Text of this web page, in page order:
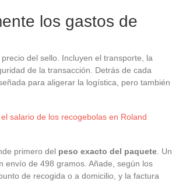
los gastos de
del sello. Incluyen el transporte, la
de la transacción. Detrás de cada
para aligerar la logística, pero también
salario de los recogebolas en Roland
primero del peso exacto del paquete . Un
envío de 498 gramos. Añade, según los
de recogida o a domicilio, y la factura